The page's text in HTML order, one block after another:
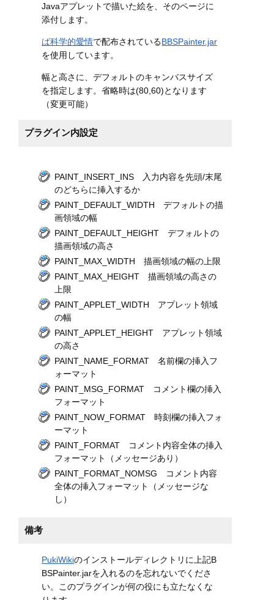
Javaアプレットで描いた絵を、そのページに
添付します。
ば科学的愛情で配布されているBBSPainter.jar
を使用しています。
幅と高さに、デフォルトのキャンバスサイズ
を指定します。省略時は(80,60)となります
（変更可能）
プラグイン内設定
PAINT_INSERT_INS 入力内容を先頭/末尾
のどちらに挿入するか
PAINT_DEFAULT_WIDTH デフォルトの描
画領域の幅
PAINT_DEFAULT_HEIGHT デフォルトの
描画領域の高さ
PAINT_MAX_WIDTH 描画領域の幅の上限
PAINT_MAX_HEIGHT 描画領域の高さの
上限
PAINT_APPLET_WIDTH アプレット領域
の幅
PAINT_APPLET_HEIGHT アプレット領域
の高さ
PAINT_NAME_FORMAT 名前欄の挿入フ
ォーマット
PAINT_MSG_FORMAT コメント欄の挿入
フォーマット
PAINT_NOW_FORMAT 時刻欄の挿入フォ
ーマット
PAINT_FORMAT コメント内容全体の挿入
フォーマット（メッセージあり）
PAINT_FORMAT_NOMSG コメント内容
全体の挿入フォーマット（メッセージな
し）
備考
PukiWikiのインストールディレクトリに上記B
BSPainter.jarを入れるのを忘れないでくださ
い。このプラグインが何の役にも立たなくな